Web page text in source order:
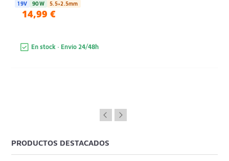
19V 90W 5.5×2.5mm
14,99 €
En stock · Envío 24/48h
PRODUCTOS DESTACADOS